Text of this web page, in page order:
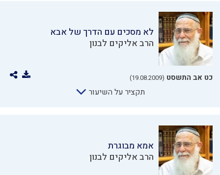
לא מסכים עם הדרך של אבא
הרב אליקים לבנון
כט אב התשסט (19.08.2009)
תקציר על השיעור
אמא מבוגרת
הרב אליקים לבנון